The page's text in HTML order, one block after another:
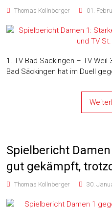
Thomas Kollnberger 01.
1. TV Bad Säckingen – TV Weil
Bad Säckingen hat im Duell
Spielbericht
gut gekämpft,
Thomas Kollnberger 30.